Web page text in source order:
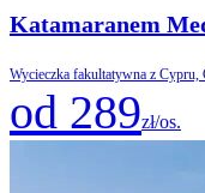
Katamaranem
Wycieczka fakultatywna z Cypru,
od 289zł/os.